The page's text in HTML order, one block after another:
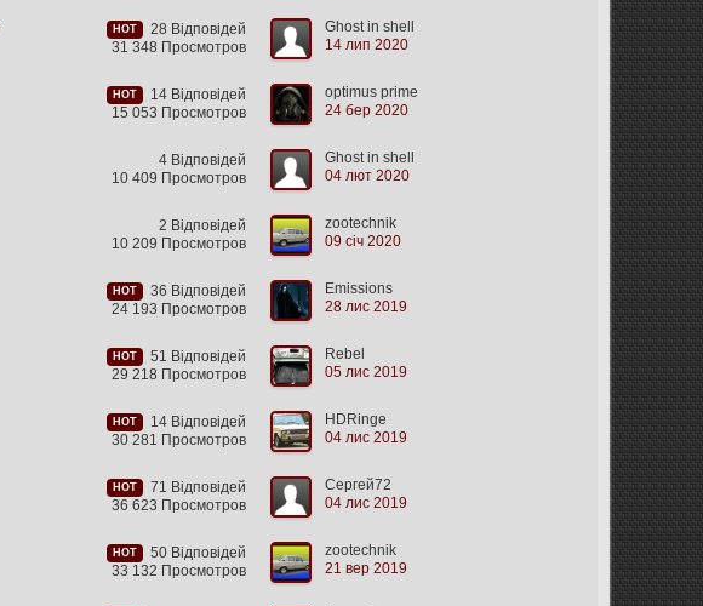
HOT
28 Відповідей
31 348 Просмотров
Ghost in shell
14 лип 2020
HOT
14 Відповідей
15 053 Просмотров
optimus prime
24 бер 2020
4 Відповідей
10 409 Просмотров
Ghost in shell
04 лют 2020
2 Відповідей
10 209 Просмотров
zootechnik
09 січ 2020
HOT
36 Відповідей
24 193 Просмотров
Emissions
28 лис 2019
HOT
51 Відповідей
29 218 Просмотров
Rebel
05 лис 2019
HOT
14 Відповідей
30 281 Просмотров
HDRinge
04 лис 2019
HOT
71 Відповідей
36 623 Просмотров
Сергей72
04 лис 2019
HOT
50 Відповідей
33 132 Просмотров
zootechnik
21 вер 2019